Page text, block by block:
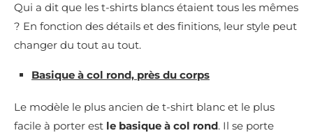
Qui a dit que les t-shirts blancs étaient tous les mêmes
? En fonction des détails et des finitions, leur style peut
changer du tout au tout.
Basique à col rond, près du corps
Le modèle le plus ancien de t-shirt blanc et le plus
facile à porter est le basique à col rond. Il se porte